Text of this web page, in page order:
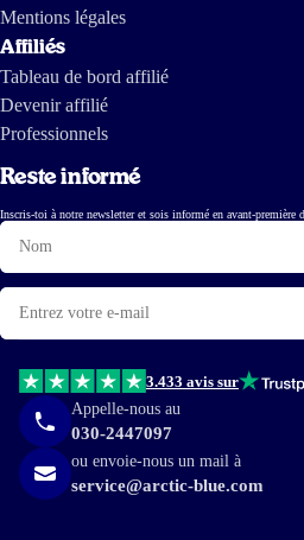
Mentions légales
Affiliés
Tableau de bord affilié
Devenir affilié
Professionnels
Reste informé
Inscris-toi à notre newsletter et sois informé en avant-première
Nom
E-
mail
3.433 avis sur
Appelle-nous au
030-2447097
ou envoie-nous un mail à
service@arctic-blue.com